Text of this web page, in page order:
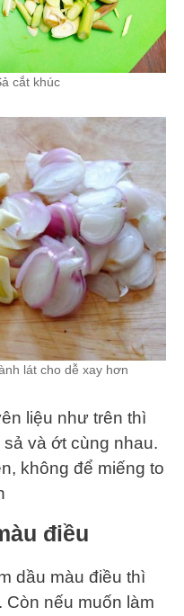
cắt khúc
lát cho dễ xay hơn
liệu như trên thì
và ớt cùng nhau.
không để miếng to
điều
dầu màu điều thì
Còn nếu muốn làm